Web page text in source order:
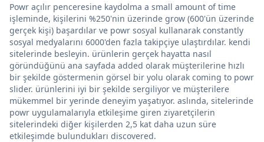
Powr açılır penceresine kaydolma a small amount of time
işleminde, kişilerini %250'nin üzerinde grow (600'ün üzerinde
gerçek kişi) başardılar ve powr sosyal kullanarak constantly
sosyal medyalarını 6000'den fazla takipçiye ulaştırdılar. kendi
sitelerinde besleyin. ürünlerin gerçek hayatta nasıl
göründüğünü ana sayfada added olarak müşterilerine hızlı
bir şekilde göstermenin görsel bir yolu olarak coming to powr
slider. ürünlerini iyi bir şekilde sergiliyor ve müşterilere
mükemmel bir yerinde deneyim yaşatıyor. aslında, sitelerinde
powr uygulamalarıyla etkileşime giren ziyaretçilerin
sitelerindeki diğer kişilerden 2,5 kat daha uzun süre
etkileşimde bulundukları discovered.